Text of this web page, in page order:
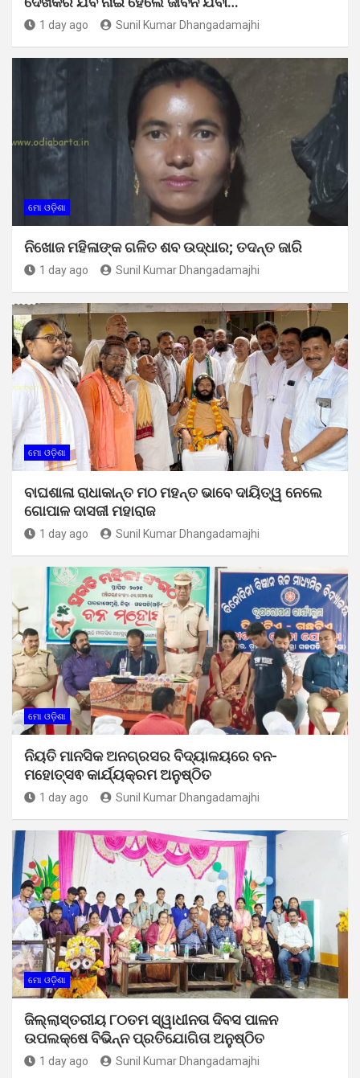
1 day ago Sunil Kumar Dhangadamajhi
ମୋ ଓଡ଼ିଶା
ନିଖୋଜ ମହିଳାଙ୍କ ଗଳିତ ଶବ ଉଦ୍ଧାର; ତଦନ୍ତ ଜାରି
1 day ago Sunil Kumar Dhangadamajhi
ମୋ ଓଡ଼ିଶା
ବାଘଶାଳା ରାଧାକାନ୍ତ ମଠ ମହନ୍ତ ଭାବେ ଦାୟିତ୍ୱ ନେଲେ
ଗୋପାଳ ଦାସଜୀ ମହାରାଜ
1 day ago Sunil Kumar Dhangadamajhi
ମୋ ଓଡ଼ିଶା
ନିୟତି ମାନସିକ ଅନଗ୍ରସର ବିଦ୍ୟାଳୟରେ ବନ-
ମହୋତ୍ସଵ କାର୍ଯ୍ୟକ୍ରମ ଅନୁଷ୍ଠିତ
1 day ago Sunil Kumar Dhangadamajhi
ମୋ ଓଡ଼ିଶା
ଜିଲ୍ଲାସ୍ତରୀୟ ୮୦ତମ ସ୍ୱାଧୀନତା ଦିବସ ପାଳନ
ଉପଲକ୍ଷେ ବିଭିନ୍ନ ପ୍ରତିଯୋଗିତା ଅନୁଷ୍ଠିତ
1 day ago Sunil Kumar Dhangadamajhi